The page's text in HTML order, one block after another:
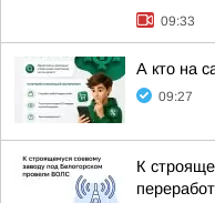
09:33
А кто на
09:27
К